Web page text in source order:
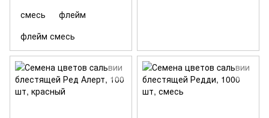
смесь
флейм
флейм смесь